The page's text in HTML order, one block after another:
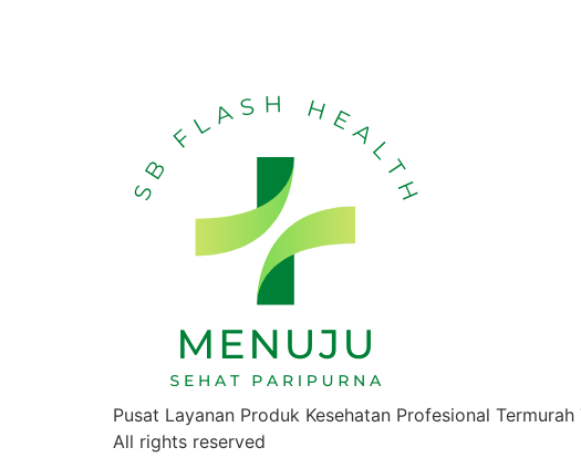
Pusat Layanan Produk Kesehatan Profesional
All rights reserved